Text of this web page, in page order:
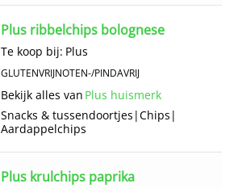
Plus ribbelchips bolognese
Te koop bij: Plus
GLUTENVRIJNOTEN-/PINDAVRIJ
Bekijk alles van Plus huismerk
Snacks & tussendoortjes |Chips |
Aardappelchips
Plus krulchips paprika